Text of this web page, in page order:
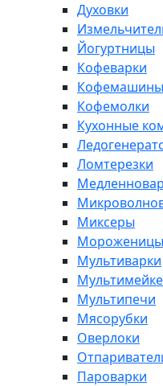
Духовки
Йогуртницы
Кофеварки
Кофемашины
Кофемолки
Кухонные
Ломтерезки
Миксеры
Мороженицы
Мультиварки
Мультипечи
Мясорубки
Оверлоки
Пароварки